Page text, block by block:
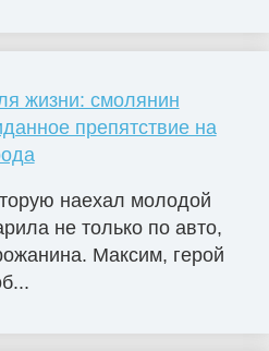
жизни: смолянин
препятствие на
наехал молодой
не только по авто,
Максим, герой